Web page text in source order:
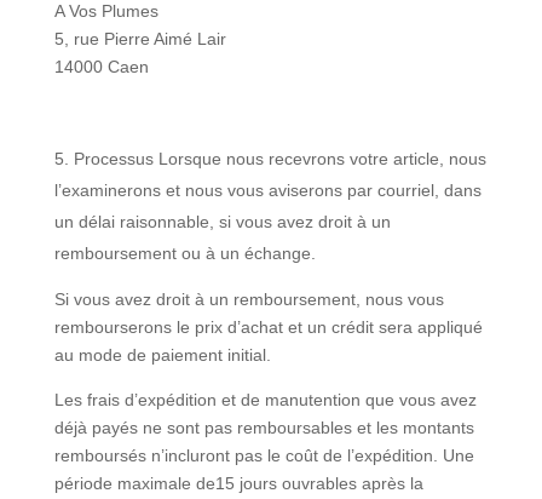
A Vos Plumes
5, rue Pierre Aimé Lair
14000 Caen
Processus Lorsque nous recevrons votre article, nous
l’examinerons et nous vous aviserons par courriel, dans
un délai raisonnable, si vous avez droit à un
remboursement ou à un échange.
Si vous avez droit à un remboursement, nous vous
rembourserons le prix d’achat et un crédit sera appliqué
au mode de paiement initial.
Les frais d’expédition et de manutention que vous avez
déjà payés ne sont pas remboursables et les montants
remboursés n’incluront pas le coût de l’expédition. Une
période maximale de15 jours ouvrables après la